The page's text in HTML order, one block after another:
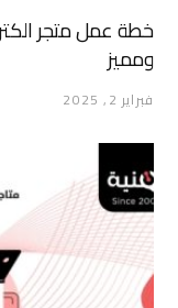
خطة عمل متجر
ومميز
فبراير 2, 2025